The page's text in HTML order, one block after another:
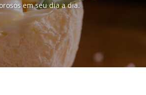
em seu dia a dia.